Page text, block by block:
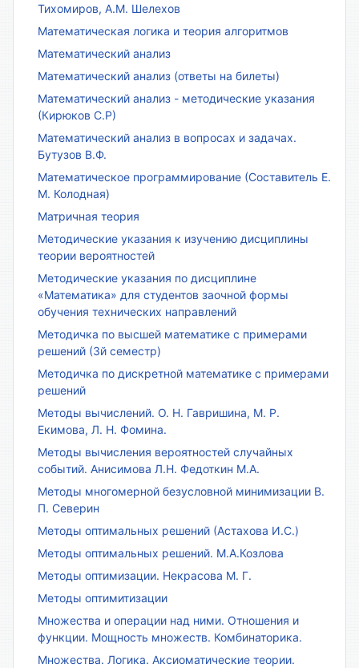
Тихомиров, А.М. Шелехов
Математическая логика и теория алгоритмов
Математический анализ
Математический анализ (ответы на билеты)
Математический анализ - методические указания
(Кирюков С.Р)
Математический анализ в вопросах и задачах.
Бутузов В.Ф.
Математическое программирование (Составитель Е.
М. Колодная)
Матричная теория
Методические указания к изучению дисциплины
теории вероятностей
Методические указания по дисциплине
«Математика» для студентов заочной формы
обучения технических направлений
Методичка по высшей математике с примерами
решений (3й семестр)
Методичка по дискретной математике с примерами
решений
Методы вычислений. О. Н. Гавришина, М. Р.
Екимова, Л. Н. Фомина.
Методы вычисления вероятностей случайных
событий. Анисимова Л.Н. Федоткин М.А.
Методы многомерной безусловной минимизации В.
П. Северин
Методы оптимальных решений (Астахова И.С.)
Методы оптимальных решений. М.А.Козлова
Методы оптимизации. Некрасова М. Г.
Методы оптимитизации
Множества и операции над ними. Отношения и
функции. Мощность множеств. Комбинаторика.
Множества. Логика. Аксиоматические теории.